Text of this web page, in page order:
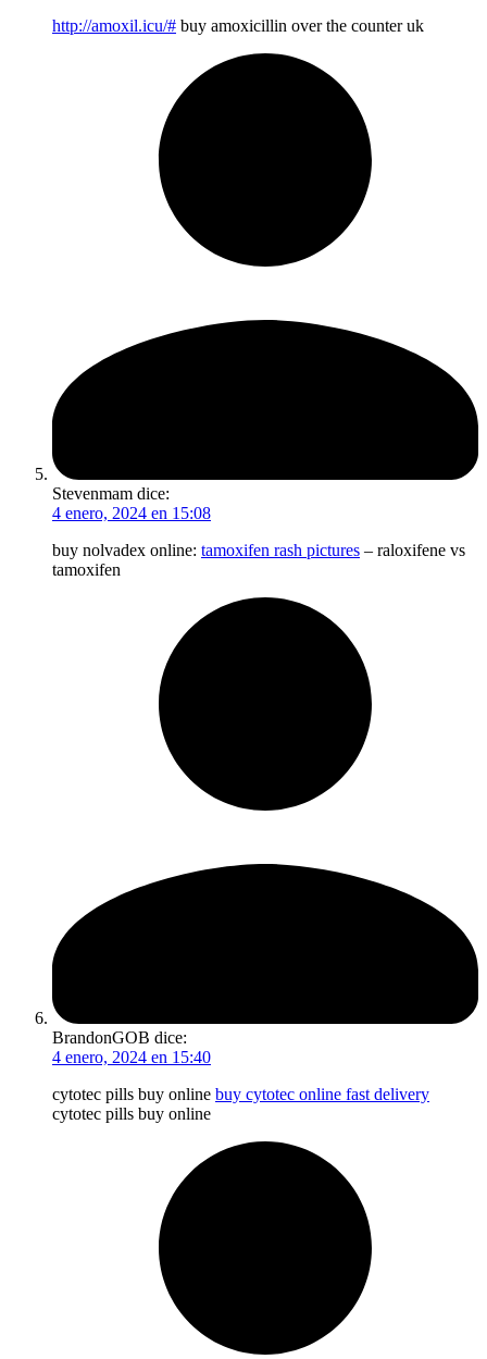
http://amoxil.icu/# buy amoxicillin over the counter uk
Stevenmam dice:
4 enero, 2024 en 15:08
buy nolvadex online: tamoxifen rash pictures – raloxifene vs
tamoxifen
BrandonGOB dice:
4 enero, 2024 en 15:40
cytotec pills buy online buy cytotec online fast delivery
cytotec pills buy online